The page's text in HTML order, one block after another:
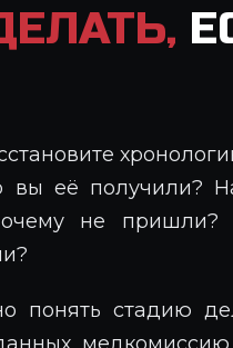
вы её получили?
не пришли?
понять стадию